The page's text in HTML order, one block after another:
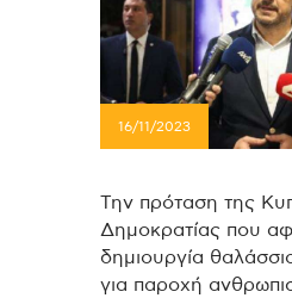
16/11/2023
Την πρόταση της
Δημοκρατίας που
δημιουργία
για παροχή